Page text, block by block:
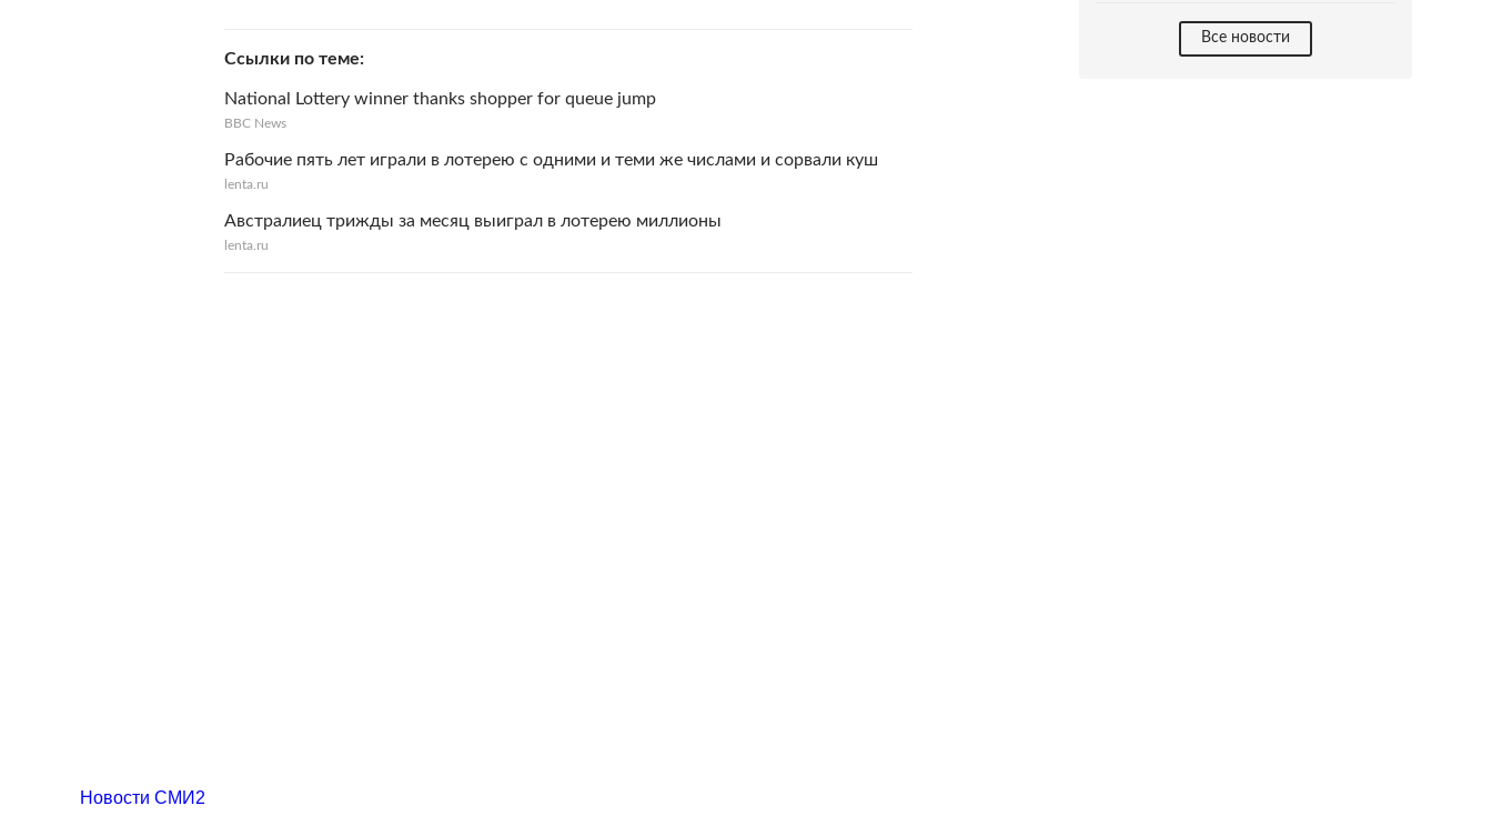
Ссылки по теме
National Lottery winner thanks shopper for queue jump
BBC News
Рабочие пять лет играли в лотерею с одними и теми же числами и сорвали куш
lenta.ru
Австралиец трижды за месяц выиграл в лотерею миллионы
lenta.ru
Все новости
Новости СМИ2